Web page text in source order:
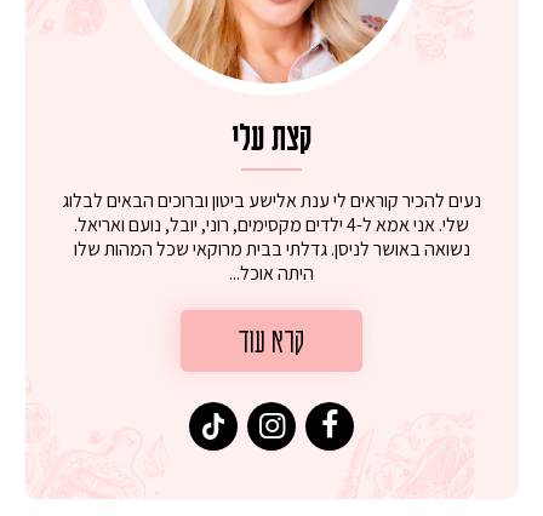
קצת עלי
נעים להכיר קוראים לי ענת אלישע ביטון וברוכים הבאים לבלוג
שלי. אני אמא ל-4 ילדים מקסימים, רוני, יובל, נועם ואריאל.
נשואה באושר לניסן. גדלתי בבית מרוקאי שכל המהות שלו
היתה אוכל...
קרא עוד